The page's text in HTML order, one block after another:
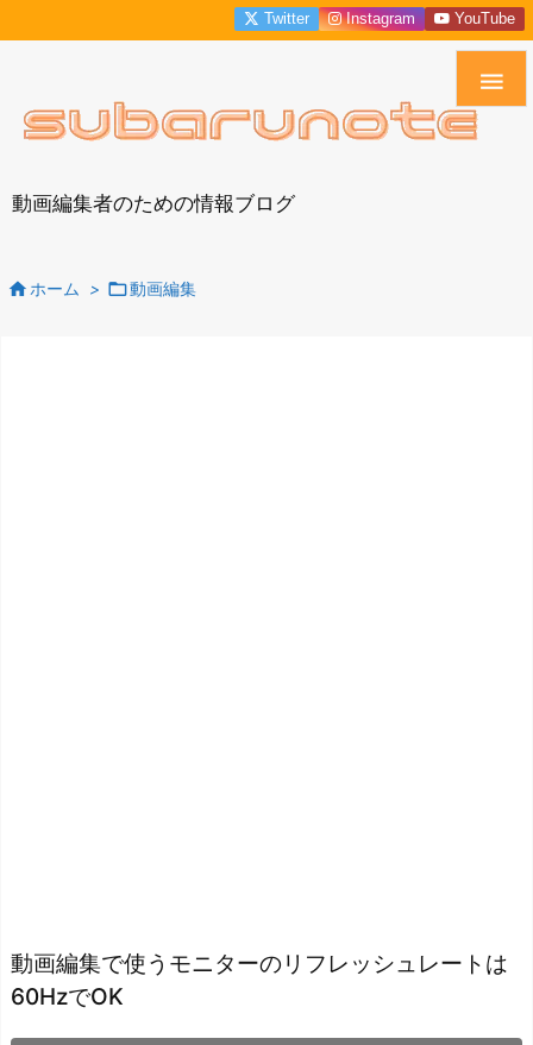
動画編集者のための情報ブログ

Twitter Instagram YouTube
 ホーム > 動画編集
動画編集で使うモニターのリフレッシュレートは
60HzでOK